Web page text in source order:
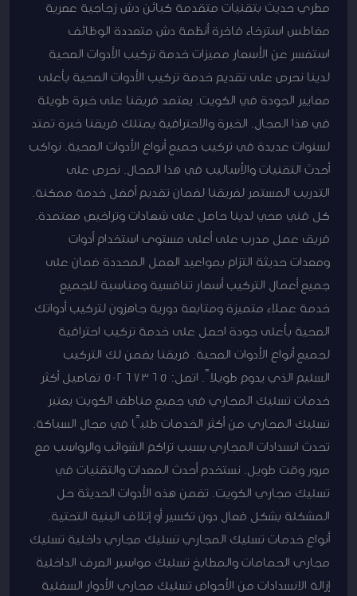
مطري حديث بتقنيات متقدمة كبائن دش زجاجية عصرية
مغاطس استرخاء فاخرة أنظمة دش متعددة الوظائف
استفسر عن الأسعار مميزات خدمة تركيب الأدوات الصحية
لدينا نحرص على تقديم خدمة تركيب الأدوات الصحية بأعلى
معايير الجودة في الكويت. يعتمد فريقنا على خبرة طويلة
في هذا المجال. الخبرة والاحترافية يمتلك فريقنا خبرة تمتد
لسنوات عديدة في تركيب جميع أنواع الأدوات الصحية. نواكب
أحدث التقنيات والأساليب في هذا المجال. نحرص على
التدريب المستمر لفريقنا لضمان تقديم أفضل خدمة ممكنة.
كل فني صحي لدينا حاصل على شهادات وتراخيص معتمدة.
فريق عمل مدرب على أعلى مستوى استخدام أدوات
ومعدات حديثة التزام بمواعيد العمل المحددة ضمان على
جميع أعمال التركيب أسعار تنافسية ومناسبة للجميع
خدمة عملاء متميزة ومتابعة دورية جاهزون لتركيب أدواتك
الصحية بأعلى جودة احصل على خدمة تركيب احترافية
لجميع أنواع الأدوات الصحية. فريقنا يضمن لك التركيب
السليم الذي يدوم طويلاً. اتصل: 50267365 تفاصيل أكثر
خدمات تسليك المجاري في جميع مناطق الكويت يعتبر
تسليك المجاري من أكثر الخدمات طلبًا في مجال السباكة.
تحدث انسدادات المجاري بسبب تراكم الشوائب والرواسب مع
مرور وقت طويل. نستخدم أحدث المعدات والتقنيات في
تسليك مجاري الكويت. تضمن هذه الأدوات الحديثة حل
المشكلة بشكل فعال دون تكسير أو إتلاف البنية التحتية.
أنواع خدمات تسليك المجاري تسليك مجاري داخلية تسليك
مجاري الحمامات والمطابخ تسليك مواسير الصرف الداخلية
إزالة الانسدادات من الأحواض تسليك مجاري الأدوار السفلية